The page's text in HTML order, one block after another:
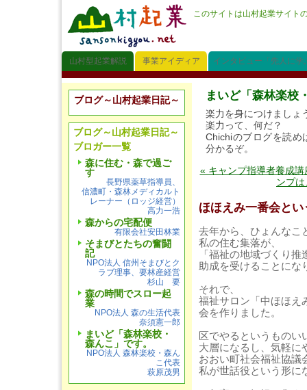
このサイトは山村起業サイト
山村型起業解説 事業アイディア インタビュー「先人に学
まいど「森林楽校
楽力を身につけましょ
楽力って、何だ？
Chichiのブログを読め
分かるぞ。
« キャンプ指導者養成
ンプ
ほほえみ一番会とい
去年から、ひょんなこ
私の住む集落が、
「福祉の地域づくり
助成を受けることにな
それで、
福祉サロン「中ほほえ
会を作りました。
区でやるというものい
大層になるし、気軽に
おおい町社会福祉協議
私が世話役という形に
ブログ～山村起業日記～
ブログ～山村起業日記～
ブロガー一覧
森に住む・森で過ご
す
長野県薬草指導員、
信濃町・森林メディカルト
レーナー（ロッジ経営）
高力一浩
森からの宅配便
有限会社安田林業
そまびとたちの奮闘
記
NPO法人 信州そまびとク
ラブ理事、要林産経営
杉山 要
森の時間でスロー起
業
NPO法人 森の生活代表
奈須憲一郎
まいど「森林楽校・
森んこ」です。
NPO法人 森林楽校・森ん
こ代表
萩原茂男